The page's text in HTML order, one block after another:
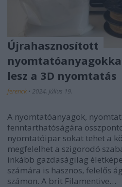
Újrahasznosított
lesz a 3D nyomtatás
ferenck • 2024. július 19.
A nyomtatóanyagok,
fenntarthatóságára
nyomtatóipar sokat tehet a
megfelelhet a szigorodó
inkább gazdaságilag
számára is hasznos, felelős
számon. A brit Filamentive…